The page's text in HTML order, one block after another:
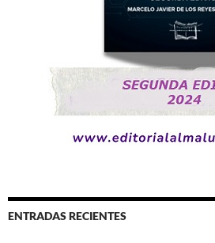
ENTRADAS RECIENTES